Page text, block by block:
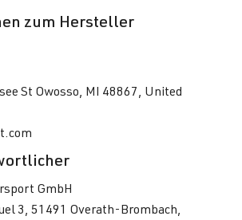
zum Hersteller
St Owosso, MI 48867, United
GmbH
3, 51491 Overath-Brombach,